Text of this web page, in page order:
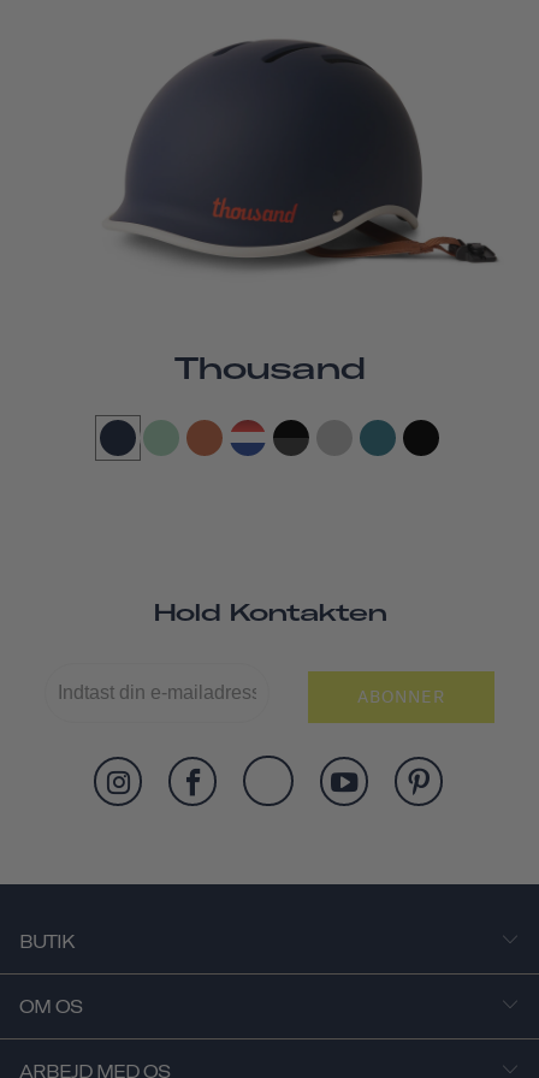
Thousand
Hold Kontakten
ABONNER
BUTIK
OM OS
ARBEJD MED OS